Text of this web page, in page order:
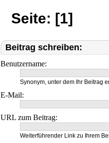
Seite: [1]
Beitrag schreiben:
Benutzername:
Synonym, unter dem Ihr Beitrag
E-Mail:
URL zum Beitrag:
Weiterführender Link zu Ihrem